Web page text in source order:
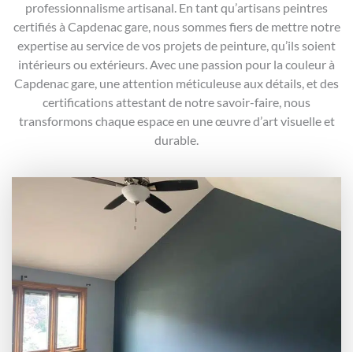
professionnalisme artisanal. En tant qu’artisans peintres
certifiés à Capdenac gare, nous sommes fiers de mettre notre
expertise au service de vos projets de peinture, qu’ils soient
intérieurs ou extérieurs. Avec une passion pour la couleur à
Capdenac gare, une attention méticuleuse aux détails, et des
certifications attestant de notre savoir-faire, nous
transformons chaque espace en une œuvre d’art visuelle et
durable.